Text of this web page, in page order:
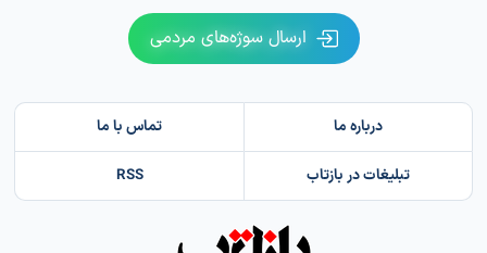
ارسال سوژه‌های مردمی
درباره ما تماس با ما
تبلیغات در بازتاب RSS